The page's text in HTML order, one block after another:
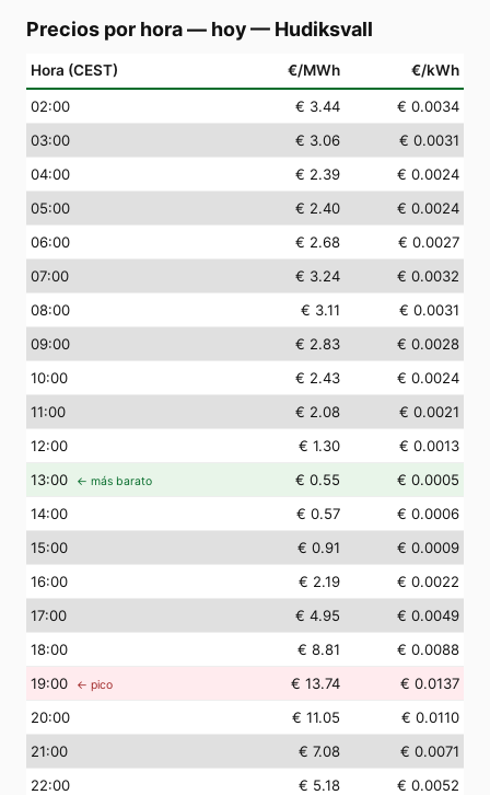
Precios por hora — hoy— Hudiksvall
Hora (CEST) €/MWh €/kWh
02:00 € 3.44
€ 0.0034
03:00 € 3.06
€ 0.0031
04:00 € 2.39
€ 0.0024
05:00 € 2.40
€ 0.0024
06:00 € 2.68
€ 0.0027
07:00 € 3.24
€ 0.0032
08:00 € 3.11
€ 0.0031
09:00 € 2.83
€ 0.0028
10:00 € 2.43
€ 0.0024
11:00 € 2.08
€ 0.0021
12:00 € 1.30
€ 0.0013
13:00 ← más barato € 0.55
€ 0.0005
14:00 € 0.57
€ 0.0006
15:00 € 0.91
€ 0.0009
16:00 € 2.19
€ 0.0022
17:00 € 4.95
€ 0.0049
18:00 € 8.81
€ 0.0088
19:00 ← pico € 13.74
€ 0.0137
20:00 € 11.05
€ 0.0110
21:00 € 7.08
€ 0.0071
22:00 € 5.18
€ 0.0052